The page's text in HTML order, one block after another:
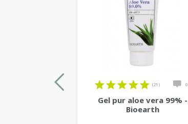
(21) 0
Gel pur aloe vera 99% -
Bioearth